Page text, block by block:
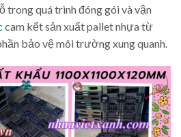
trong quá trình đóng gói và vận
cam kết sản xuất pallet nhựa từ
bảo vệ môi trường xung quanh.